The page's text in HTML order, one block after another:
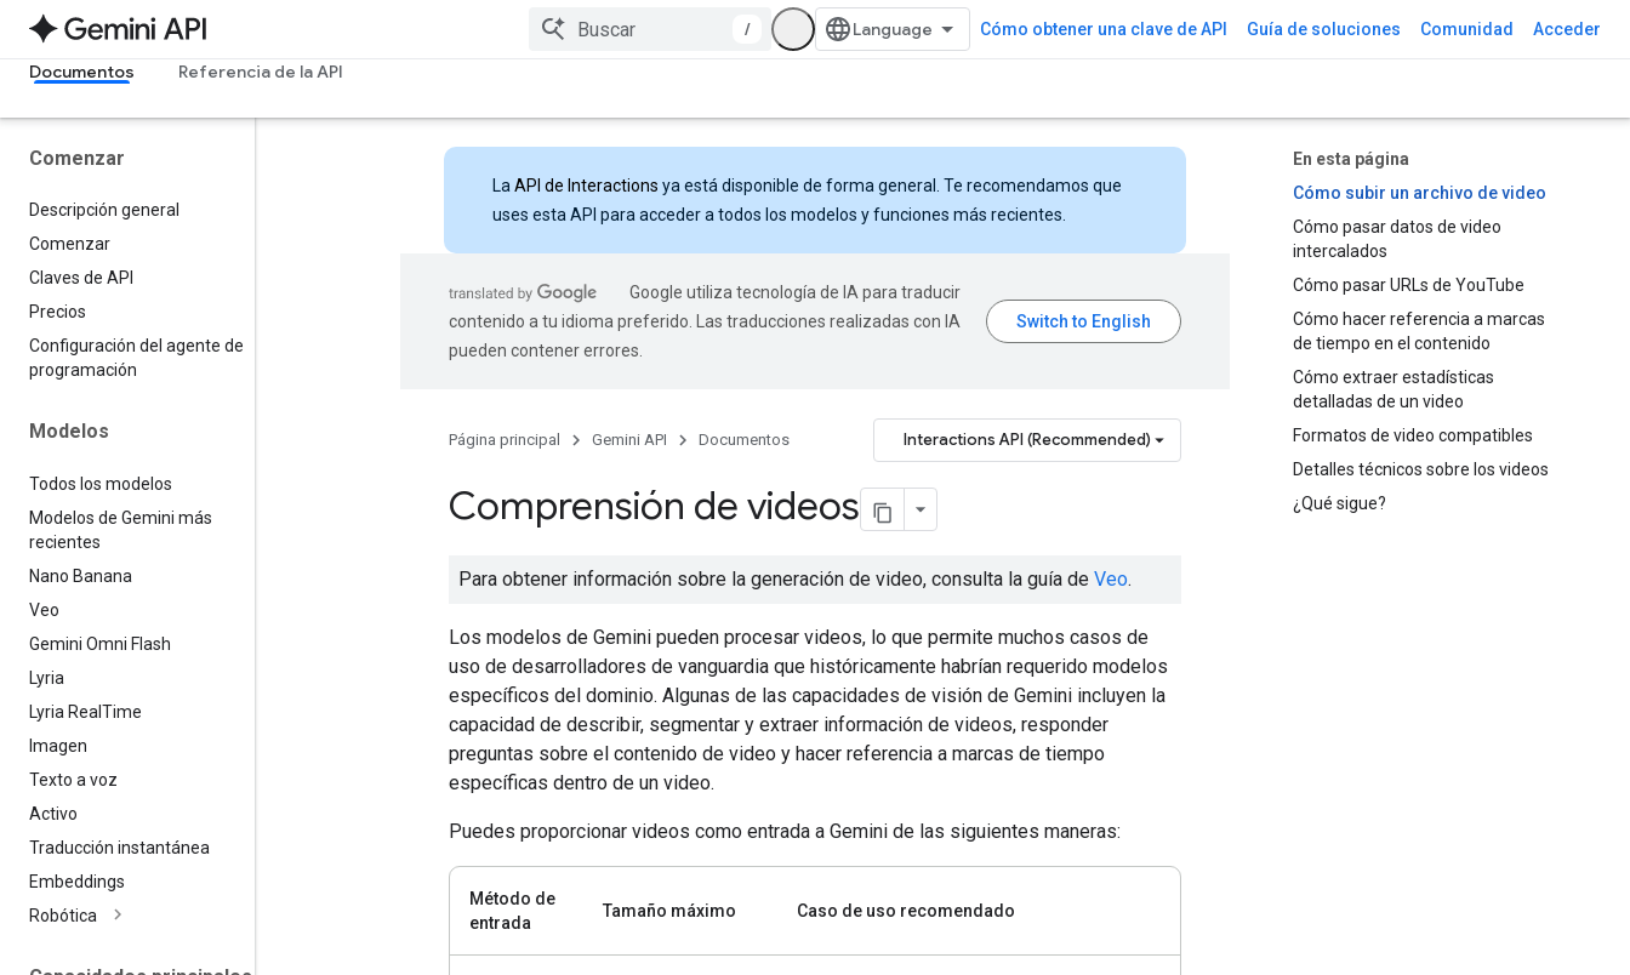
/ Cómo obtener una clave de API Guía de soluciones Comunidad Acceder
Documentos Referencia de la API
Comenzar
Descripción general
Comenzar
Claves de API
Precios
Configuración del agente de
programación
Modelos
Todos los modelos
Modelos de Gemini más
recientes
Nano Banana
Veo
Gemini Omni Flash
Lyria
Lyria Real Time
Imagen
Texto a voz
Activo
Traducción instantánea
Embeddings
Robótica
En esta página
Cómo subir un archivo de video
Cómo pasar datos de video
intercalados
Cómo pasar URLs de YouTube
Cómo hacer referencia a marcas
de tiempo en el contenido
Cómo extraer estadísticas
detalladas de un video
Formatos de video compatibles
Detalles técnicos sobre los videos
¿Qué sigue?
La API de Interactions ya está disponible de forma general. Te recomendamos que
uses esta API para acceder a todos los modelos y funciones más recientes.
Google utiliza tecnología de IA para traducir
contenido a tu idioma preferido. Las traducciones realizadas con IA
pueden contener errores.
Página principal Gemini API Documentos Interactions API (Recommended)
Comprensión de videos
Para obtener información sobre la generación de video, consulta la guía de Veo.
Los modelos de Gemini pueden procesar videos, lo que permite muchos casos de
uso de desarrolladores de vanguardia que históricamente habrían requerido modelos
específicos del dominio. Algunas de las capacidades de visión de Gemini incluyen la
capacidad de describir, segmentar y extraer información de videos, responder
preguntas sobre el contenido de video y hacer referencia a marcas de tiempo
específicas dentro de un video.
Puedes proporcionar videos como entrada a Gemini de las siguientes maneras:
Método de
entrada
Tamaño máximo Caso de uso recomendado